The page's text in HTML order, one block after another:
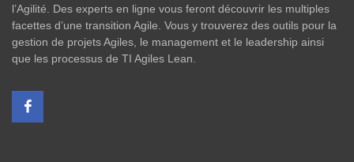
l’Agilité. Des experts en ligne vous feront découvrir les multiples
facettes d’une transition Agile. Vous y trouverez des outils pour la
gestion de projets Agiles, le management et le leadership ainsi
que les processus de TI Agiles Lean.